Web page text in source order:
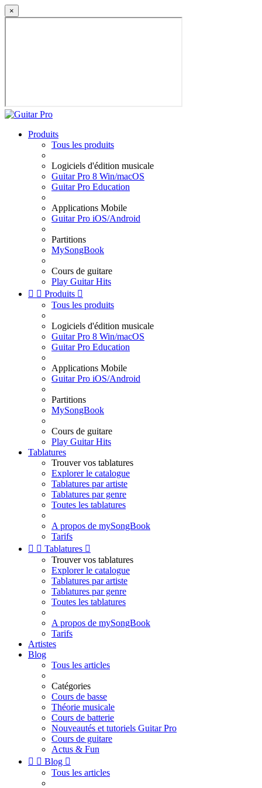
×
Produits
Tous les produits
Logiciels d'édition musicale
Guitar Pro 8 Win/macOS
Guitar Pro Education
Applications Mobile
Guitar Pro iOS/Android
Partitions
MySongBook
Cours de guitare
Play Guitar Hits
  Produits 
Tous les produits
Logiciels d'édition musicale
Guitar Pro 8 Win/macOS
Guitar Pro Education
Applications Mobile
Guitar Pro iOS/Android
Partitions
MySongBook
Cours de guitare
Play Guitar Hits
Tablatures
Trouver vos tablatures
Explorer le catalogue
Tablatures par artiste
Tablatures par genre
Toutes les tablatures
A propos de mySongBook
Tarifs
  Tablatures 
Trouver vos tablatures
Explorer le catalogue
Tablatures par artiste
Tablatures par genre
Toutes les tablatures
A propos de mySongBook
Tarifs
Artistes
Blog
Tous les articles
Catégories
Cours de basse
Théorie musicale
Cours de batterie
Nouveautés et tutoriels Guitar Pro
Cours de guitare
Actus & Fun
  Blog 
Tous les articles